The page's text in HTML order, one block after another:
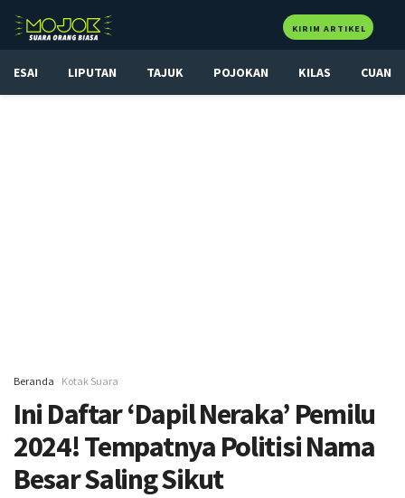
KIRIM ARTIKEL
ESAI LIPUTAN TAJUK POJOKAN KILAS CUAN
Beranda Kotak Suara
Ini Daftar ‘Dapil Neraka’ Pemilu
2024! Tempatnya Politisi Nama
Besar Saling Sikut